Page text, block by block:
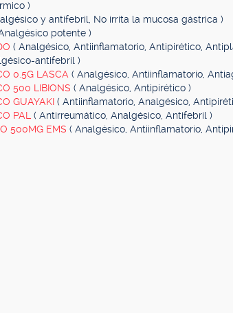
)
y antifebril, No irrita la mucosa gástrica )
potente )
( Analgésico, Antiinflamatorio, Antipirético,
antifebril )
0.5G LASCA ( Analgésico, Antiinflamatorio,
500 LIBIONS ( Analgésico, Antipirético )
GUAYAKI ( Antiinflamatorio, Analgésico,
PAL ( Antirreumático, Analgésico, Antifebril )
500MG EMS ( Analgésico, Antiinflamatorio,